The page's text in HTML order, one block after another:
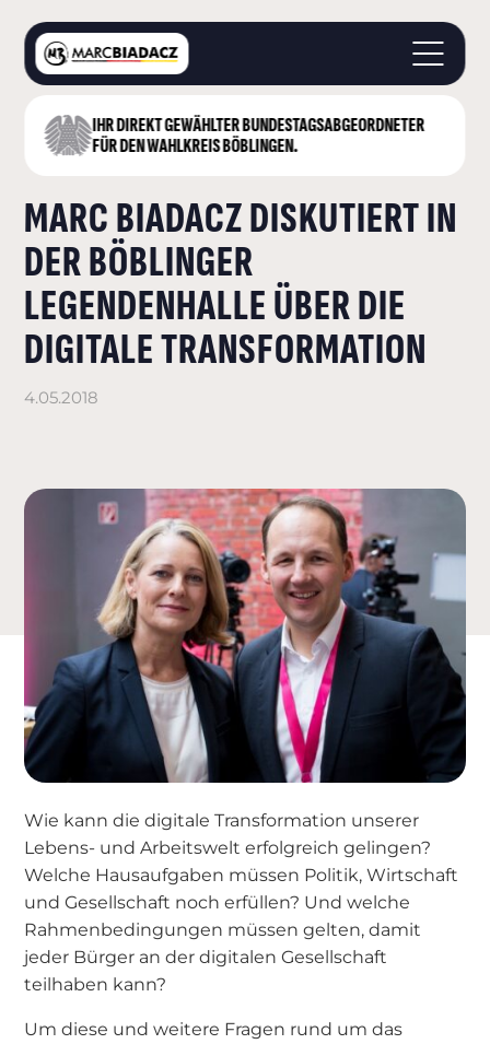
IHR DIREKT GEWÄHLTER BUNDESTAGS­ABGEORDNETER
FÜR DEN WAHLKREIS BÖBLINGEN.
STARTSEITE
LANDKREIS BÖBLINGEN
DEUTSCHER BUNDESTAG
AKTUELLES
KONTAKT
MARC BIADACZ DISKUTIERT IN
DER BÖBLINGER
LEGENDENHALLE ÜBER DIE
DIGITALE TRANSFORMATION
4.05.2018
Wie kann die digitale Transformation unserer
Lebens- und Arbeitswelt erfolgreich gelingen?
Welche Hausaufgaben müssen Politik, Wirtschaft
und Gesellschaft noch erfüllen? Und welche
Rahmenbedingungen müssen gelten, damit
jeder Bürger an der digitalen Gesellschaft
teilhaben kann?
Um diese und weitere Fragen rund um das